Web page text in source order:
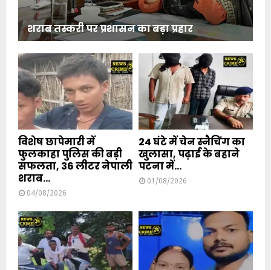
शराब तस्करी पर प्रशासन का बड़ा प्रहार
विशेष छापेमारी में
फुलकाहा पुलिस की बड़ी
सफलता, 36 लीटर नेपाली
शराब...
04/08/2026
24 घंटे में चेन स्नैचिंग का
खुलासा, पढ़ाई के बहाने
पटना में...
01/08/2026